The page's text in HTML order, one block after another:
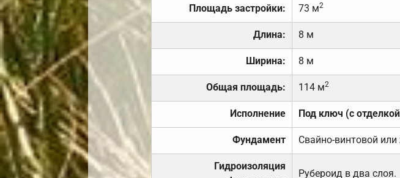
Площадь застройки: 73 м2
Длина: 8 м
Ширина: 8 м
Общая площадь: 114 м2
Исполнение Под ключ (с
Фундамент Свайно-винтовой
Гидроизоляция
Рубероид в два слоя.